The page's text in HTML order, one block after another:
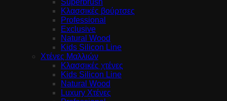
Superbrush
Κλασσικές βούρτσες
Professional
Exclusive
Natural Wood
Kids Silicon Line
Χτένες Μαλλιών
Κλασσικές χτένες
Kids Silicon Line
Natural Wood
Luxury Χτένες